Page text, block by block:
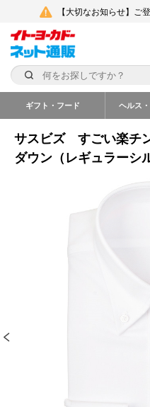
【大切なお知らせ】ご
ギフト・フード ヘルス
サスビズ すごい楽チ
ダウン（レギュラーシ